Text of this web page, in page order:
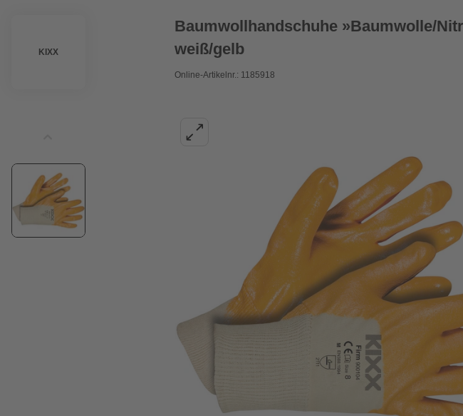
KIXX
Baumwollhandschuhe »Baumwolle/
weiß/gelb
Online-Artikelnr.: 1185918